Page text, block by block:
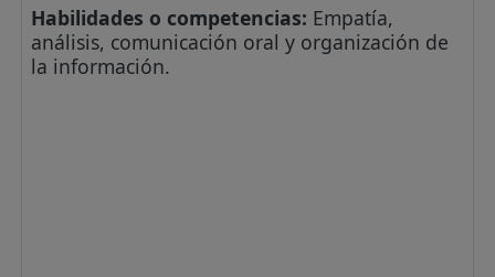
Habilidades o competencias: Empatía,
análisis, comunicación oral y organización de
la información.